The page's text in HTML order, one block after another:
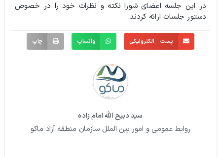
در این جلسه اعضای شورا نکته و نظرات خود را در خصوص
دستور جلسات ارائه کردند.
پست الکترونیکی واتساپ چاپ
سید ذبیح الله امام زاده
روابط عمومی و امور بین الملل سازمان منطقه آزاد ماکو